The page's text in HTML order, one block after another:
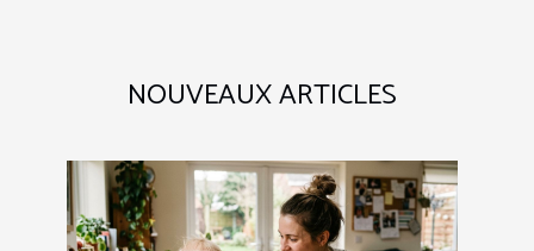
NOUVEAUX ARTICLES